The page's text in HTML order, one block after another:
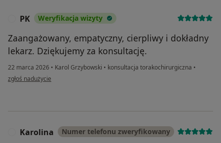
PK Weryfikacja wizyty
Zaangażowany, empatyczny, cierpliwy i dokładny
lekarz. Dziękujemy za konsultację.
22 marca 2026 • Karol Grzybowski • konsultacja torakochirurgiczna •
w opinii użytkownika PK
zgłoś nadużycie
Karolina Numer telefonu zweryfikowany